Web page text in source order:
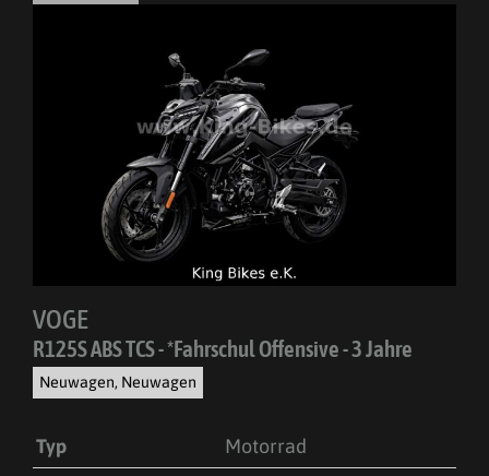
VOGE
R125S ABS TCS - *Fahrschul Offensive - 3 Jahre
Neuwagen, Neuwagen
Typ
Motorrad